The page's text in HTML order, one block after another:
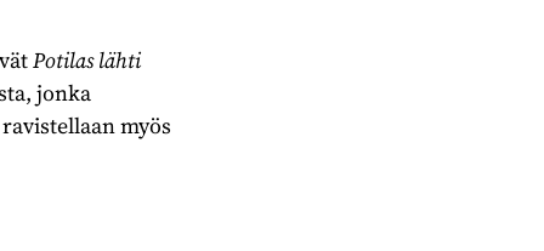
Potilas lähti
jonka
myös